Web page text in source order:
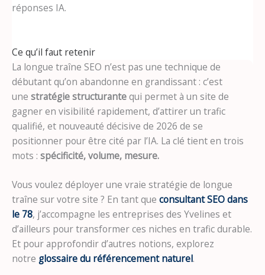
réponses IA.
Ce qu’il faut retenir
La longue traîne SEO n’est pas une technique de
débutant qu’on abandonne en grandissant : c’est
une stratégie structurantequi permet à un site de
gagner en visibilité rapidement, d’attirer un trafic
qualifié, et nouveauté décisive de 2026 de se
positionner pour être cité par l’IA. La clé tient en trois
mots : spécificité, volume, mesure.
Vous voulez déployer une vraie stratégie de longue
traîne sur votre site ? En tant que consultant SEO dans
le 78, j’accompagne les entreprises des Yvelines et
d’ailleurs pour transformer ces niches en trafic durable.
Et pour approfondir d’autres notions, explorez
notre glossaire du référencement naturel.